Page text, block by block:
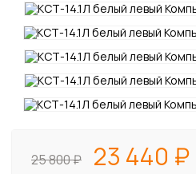
25 800 23 440